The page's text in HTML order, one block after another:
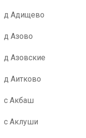
д Адищево
д Азово
д Азовские
д Аитково
с Акбаш
с Аклуши